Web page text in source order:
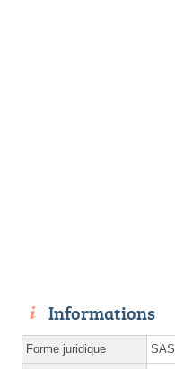
Informations
Forme juridique SAS